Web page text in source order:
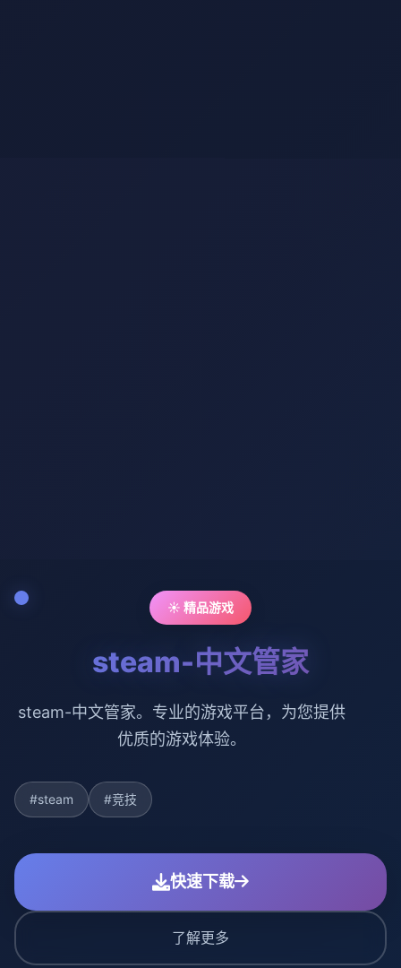
☀️ 精品游戏
steam-中文管家
steam-中文管家。专业的游戏平台，为您提供
优质的游戏体验。
#steam #竞技
快速下载
了解更多